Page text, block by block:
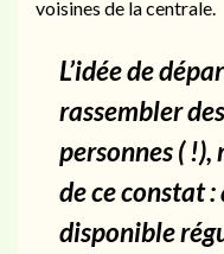
voisines de la centrale.
L’idée de
rassembler
personnes (
de ce constat
disponible